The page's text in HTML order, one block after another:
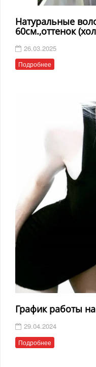
Натуральные
60см.,оттенок
26.03.2025
Подробнее
График работы
29.04.2024
Подробнее